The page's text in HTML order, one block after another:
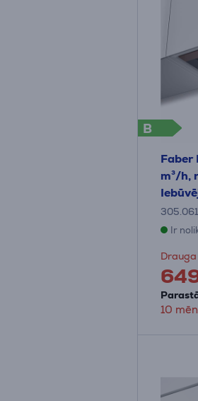
B
Faber
m³/h,
Ir
10